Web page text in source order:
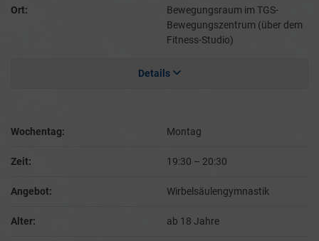
Ort:
Bewegungsraum im TGS-
Bewegungszentrum (über dem
Fitness-Studio)
Details
Wochentag: Montag
Zeit: 19:30 – 20:30
Angebot: Wirbelsäulengymnastik
Alter: ab 18 Jahre